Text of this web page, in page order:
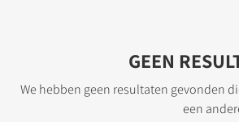
GEEN
We hebben geen resultaten gevonden
een